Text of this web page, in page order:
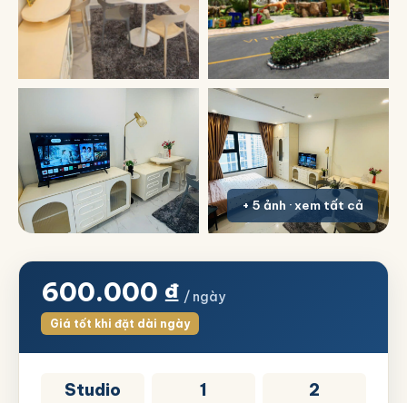
+ 5 ảnh · xem tất cả
600.000 ₫ / ngày
Giá tốt khi đặt dài ngày
Studio 1 2